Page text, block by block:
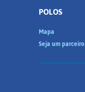
POLOS
Mapa
Seja um parceiro